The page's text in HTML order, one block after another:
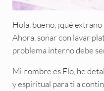
Hola, bueno, ¡qué
Ahora, soñar con lavar
problema interno debe
Mi nombre es Flo, he
y espiritual para ti a